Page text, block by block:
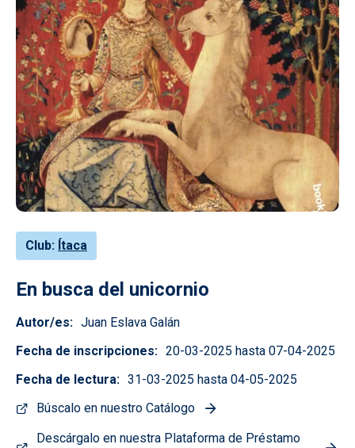
Club Ítaca
En busca del unicornio
Autor/es
Juan Eslava Galán
Fecha de inscripciones
20-03-2025 hasta 07-04-2025
Fecha de lectura
31-03-2025 hasta 04-05-2025
Búscalo en nuestro Catálogo
Descárgalo en nuestra Plataforma de Préstamo